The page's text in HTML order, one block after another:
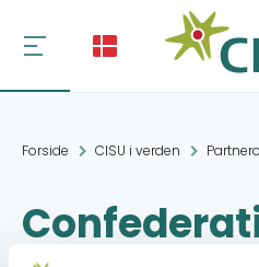
Forside CISU i verden